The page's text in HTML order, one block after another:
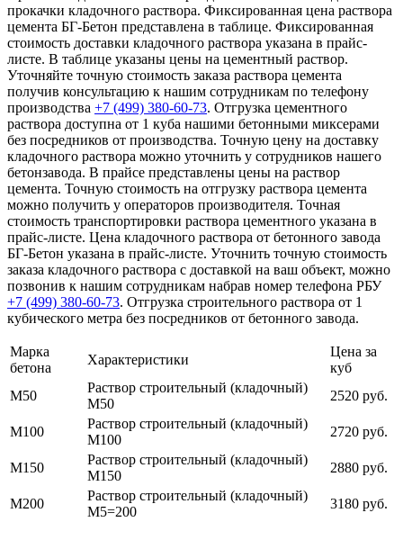
прокачки кладочного раствора. Фиксированная цена раствора
цемента БГ-Бетон представлена в таблице. Фиксированная
стоимость доставки кладочного раствора указана в прайс-
листе. В таблице указаны цены на цементный раствор.
Уточняйте точную стоимость заказа раствора цемента
получив консультацию к нашим сотрудникам по телефону
производства +7 (499) 380-60-73. Отгрузка цементного
раствора доступна от 1 куба нашими бетонными миксерами
без посредников от производства. Точную цену на доставку
кладочного раствора можно уточнить у сотрудников нашего
бетонзавода. В прайсе представлены цены на раствор
цемента. Точную стоимость на отгрузку раствора цемента
можно получить у операторов производителя. Точная
стоимость транспортировки раствора цементного указана в
прайс-листе. Цена кладочного раствора от бетонного завода
БГ-Бетон указана в прайс-листе. Уточнить точную стоимость
заказа кладочного раствора с доставкой на ваш объект, можно
позвонив к нашим сотрудникам набрав номер телефона РБУ
+7 (499) 380-60-73. Отгрузка строительного раствора от 1
кубического метра без посредников от бетонного завода.
Марка
бетона
Характеристики
Цена за
куб
М50
Раствор строительный (кладочный)
М50
2520 руб.
М100
Раствор строительный (кладочный)
М100
2720 руб.
М150
Раствор строительный (кладочный)
М150
2880 руб.
М200
Раствор строительный (кладочный)
М5=200
3180 руб.